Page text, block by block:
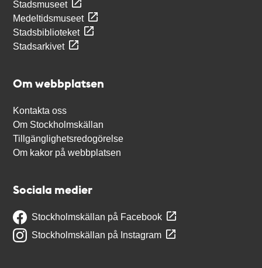
Stadsmuseet
Medeltidsmuseet
Stadsbiblioteket
Stadsarkivet
Om webbplatsen
Kontakta oss
Om Stockholmskällan
Tillgänglighetsredogörelse
Om kakor på webbplatsen
Sociala medier
Stockholmskällan på Facebook
Stockholmskällan på Instagram